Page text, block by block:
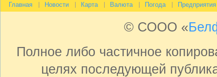
Главная Новости Карта Валюта Погода Предприятия
© СООО «
Полное либо частичное
целях последующей